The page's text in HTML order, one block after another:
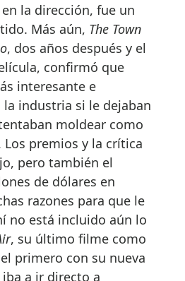
la dirección, fue un
Más aún, The Town
, dos años después y el
confirmó que
interesante e
industria si le dejaban
moldear como
premios y la crítica
pero también el
de dólares en
razones para que le
no está incluido aún lo
, su último filme como
primero con su nueva
a ir directo a